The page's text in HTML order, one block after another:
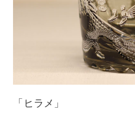
「ヒラメ」